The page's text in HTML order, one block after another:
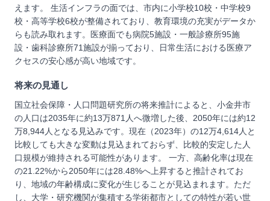
えます。 生活インフラの面では、市内に小学校10校・中学校9
校・高等学校6校が整備されており、教育環境の充実がデータか
らも読み取れます。医療面でも病院5施設・一般診療所95施
設・歯科診療所71施設が揃っており、日常生活における医療ア
クセスの安心感が高い地域です。
将来の見通し
国立社会保障・人口問題研究所の将来推計によると、小金井市
の人口は2035年に約13万871人へ微増した後、2050年には約12
万8,944人となる見込みです。現在（2023年）の12万4,614人と
比較しても大きな変動は見込まれておらず、比較的安定した人
口規模が維持される可能性があります。 一方、高齢化率は現在
の21.22%から2050年には28.48%へ上昇すると推計されてお
り、地域の年齢構成に変化が生じることが見込まれます。ただ
し、大学・研究機関が集積する学術都市としての特性が若い世